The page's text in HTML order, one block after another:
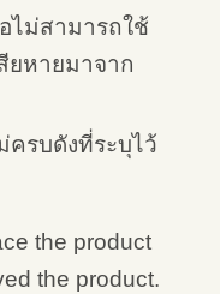
ไม่สามารถใช้
ยหายมาจาก
รบดังที่ระบุไว้
the product
the product.